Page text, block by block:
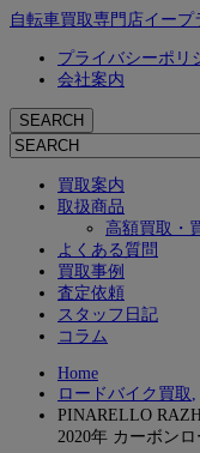
自転車買取専門店イープ
プライバシーポリ
会社案内
買取案内
取扱商品
高額買取・
よくある質問
買取事例
査定依頼
スタッフ日記
コラム
Home
ロードバイク買取 ,
PINARELLO
2020年 カーボンロ